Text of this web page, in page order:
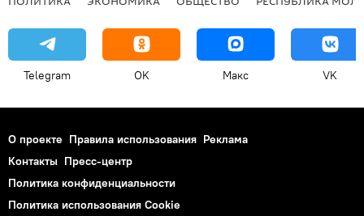
Telegram OK Макс VK
О проекте Правила использования Реклама
Контакты Пресс-центр
Политика конфиденциальности
Политика использования Cookie